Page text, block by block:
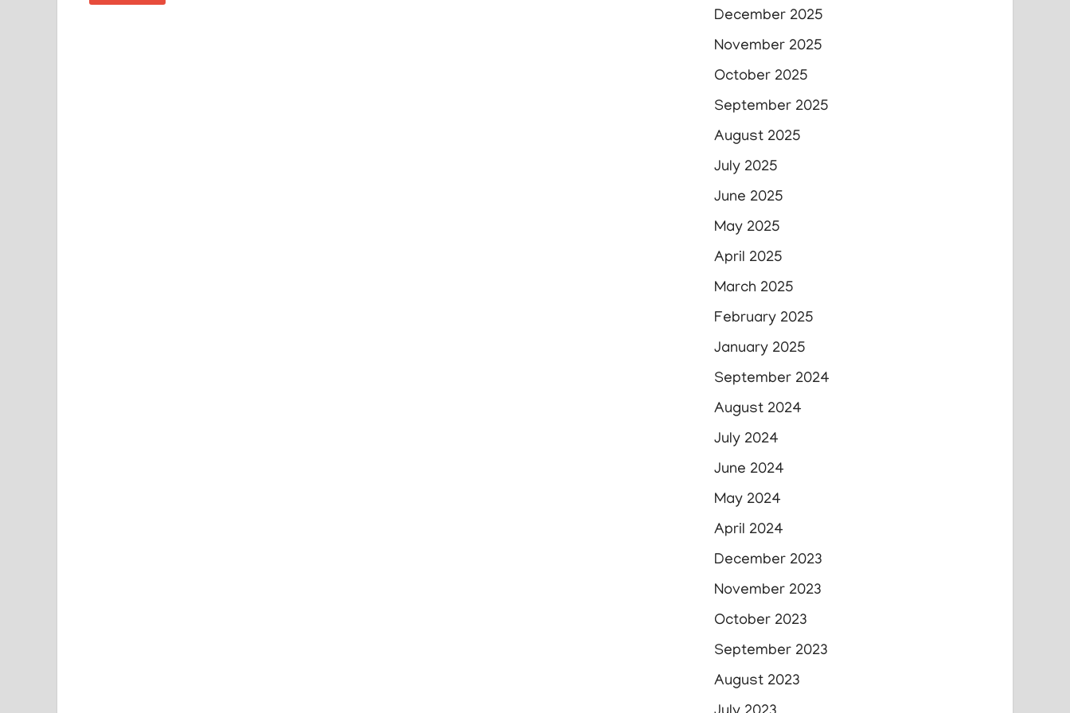
December 2025
November 2025
October 2025
September 2025
August 2025
July 2025
June 2025
May 2025
April 2025
March 2025
February 2025
January 2025
September 2024
August 2024
July 2024
June 2024
May 2024
April 2024
December 2023
November 2023
October 2023
September 2023
August 2023